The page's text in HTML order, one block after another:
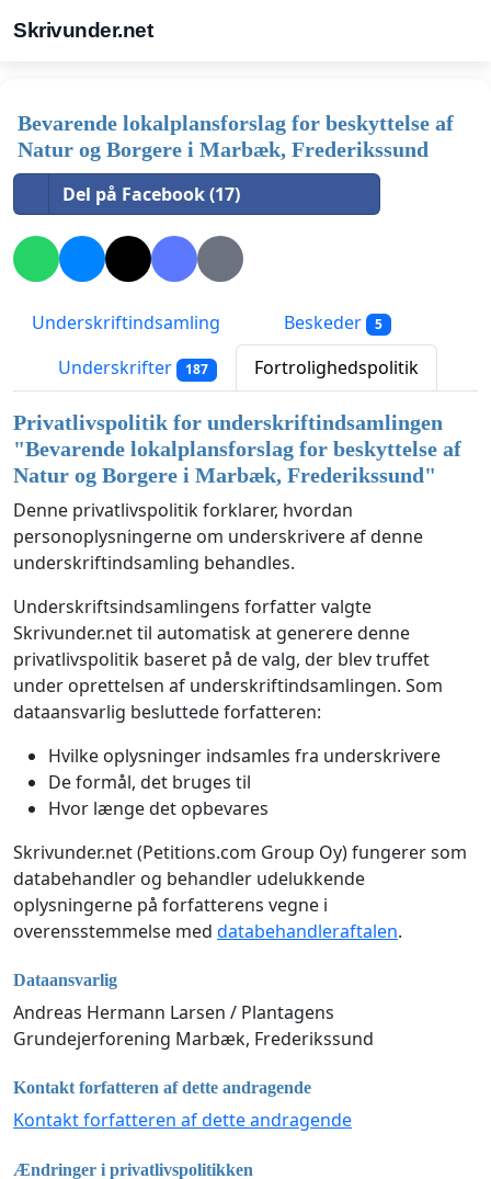
Skrivunder.net
Bevarende lokalplansforslag for beskyttelse af
Natur og Borgere i Marbæk, Frederikssund
Del på Facebook (17)
Underskriftindsamling Beskeder 5
Underskrifter 187 Fortrolighedspolitik
Privatlivspolitik for underskriftindsamlingen
"Bevarende lokalplansforslag for beskyttelse af
Natur og Borgere i Marbæk, Frederikssund"
Denne privatlivspolitik forklarer, hvordan
personoplysningerne om underskrivere af denne
underskriftindsamling behandles.
Underskriftsindsamlingens forfatter valgte
Skrivunder.net til automatisk at generere denne
privatlivspolitik baseret på de valg, der blev truffet
under oprettelsen af underskriftindsamlingen. Som
dataansvarlig besluttede forfatteren:
Hvilke oplysninger indsamles fra underskrivere
De formål, det bruges til
Hvor længe det opbevares
Skrivunder.net (Petitions.com Group Oy) fungerer som
databehandler og behandler udelukkende
oplysningerne på forfatterens vegne i
overensstemmelse med databehandleraftalen.
Dataansvarlig
Andreas Hermann Larsen / Plantagens
Grundejerforening Marbæk, Frederikssund
Kontakt forfatteren af dette andragende
Kontakt forfatteren af dette andragende
Ændringer i privatlivspolitikken